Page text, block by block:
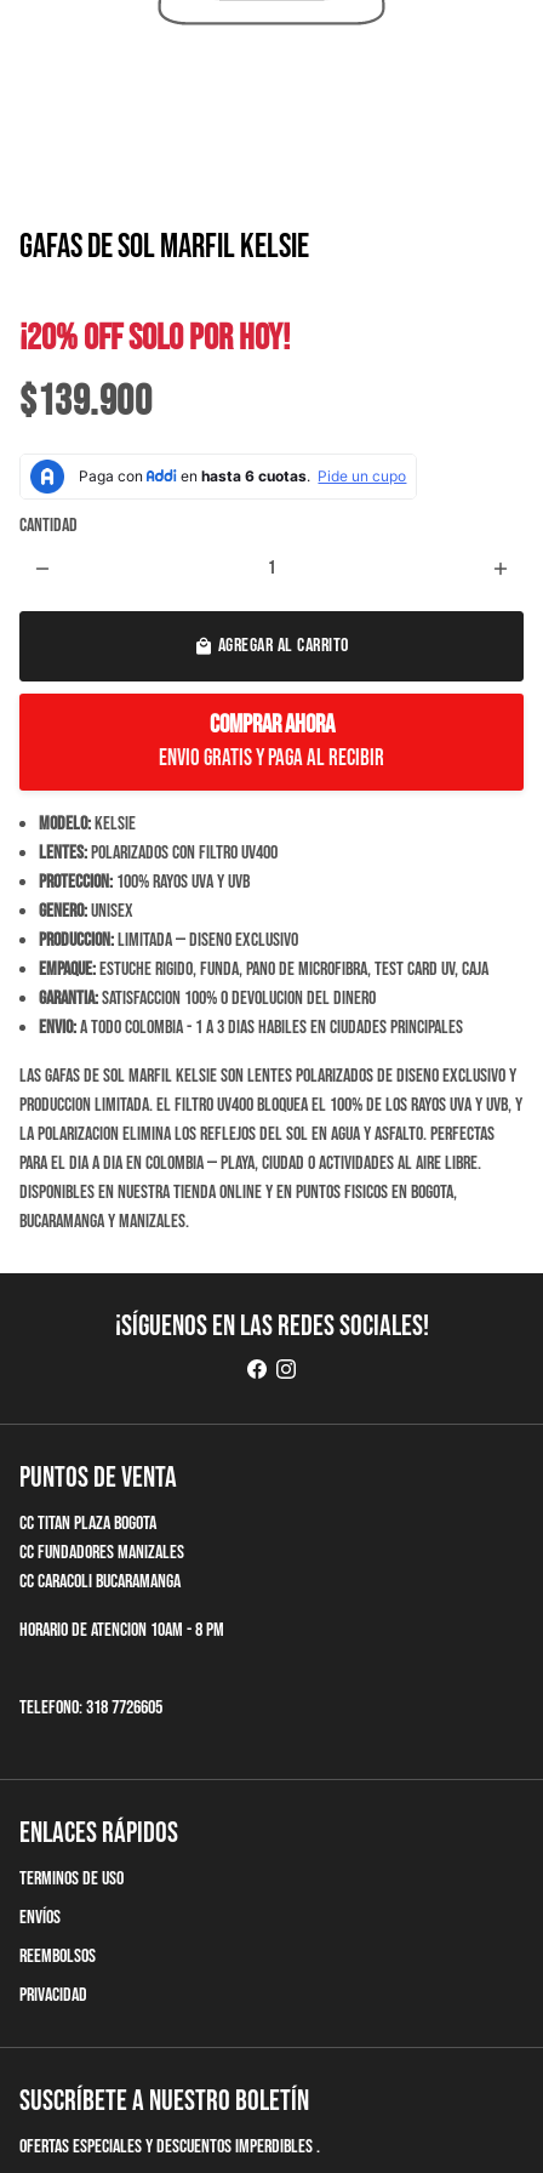
GAFAS DE SOL MARFIL KELSIE
¡20% OFF SOLO POR HOY!
$139.900
Cantidad
remove add
local_mall AGREGAR AL CARRITO
COMPRAR AHORA
Envio Gratis y paga al recibir
Modelo:Kelsie
Lentes:Polarizados con filtro UV400
Proteccion: 100% rayos UVA y UVB
Genero:Unisex
Produccion:Limitada — diseno exclusivo
Empaque:Estuche rigido, funda, pano de microfibra, test card UV, caja
Garantia:Satisfaccion 100% o devolucion del dinero
Envio:A todo Colombia - 1 a 3 dias habiles en ciudades principales
Las Gafas de Sol Marfil Kelsie son lentes polarizados de diseno exclusivo y
produccion limitada. El filtro UV400 bloquea el 100% de los rayos UVA y UVB, y
la polarizacion elimina los reflejos del sol en agua y asfalto. Perfectas
para el dia a dia en Colombia — playa, ciudad o actividades al aire libre.
Disponibles en nuestra tienda online y en puntos fisicos en Bogota,
Bucaramanga y Manizales.
¡Síguenos en las redes sociales!
Puntos de Venta
CC Titan Plaza Bogota
CC Fundadores Manizales
CC Caracoli Bucaramanga
Horario de Atencion 10am - 8 pm
Telefono: 318 7726605
Enlaces Rápidos
terminos de uso
Envíos
Reembolsos
Privacidad
Suscríbete a nuestro boletín
Ofertas Especiales y descuentos imperdibles .